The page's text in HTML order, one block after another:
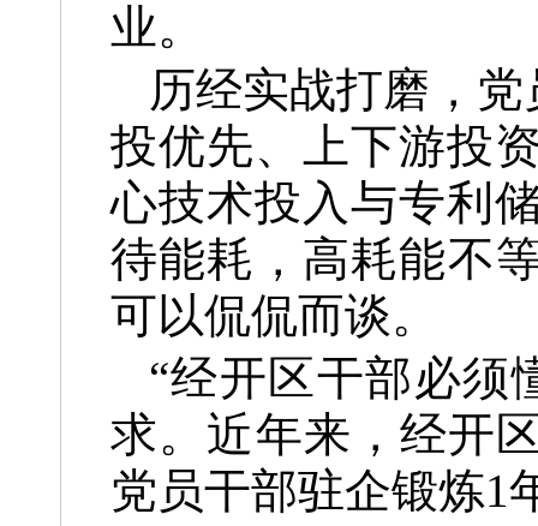
业。
历经实战打磨，
投优先、上下游投
心技术投入与专利
待能耗，高耗能不
可以侃侃而谈。
“经开区干部必须
求。近年来，经开
党员干部驻企锻炼1